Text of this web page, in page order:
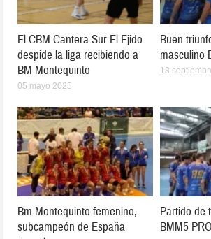
El CBM Cantera Sur El Ejido
despide la liga recibiendo a
BM Montequinto
05 mayo 2025
Buen
masculino
18
Bm Montequinto femenino,
subcampeón de España
Partido de
BMM5